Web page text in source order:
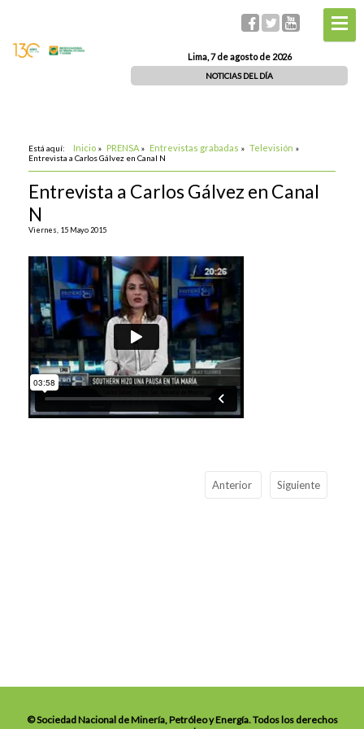
Lima, 7 de agosto de 2026
NOTICIAS DEL DÍA
Está aquí: Inicio » PRENSA » Entrevistas grabadas » Televisión »
Entrevista a Carlos Gálvez en Canal N
Entrevista a Carlos Gálvez en Canal
N
Viernes, 15 Mayo 2015
Anterior Siguiente
© Sociedad Nacional de Minería, Petróleo y Energía. Todos los derechos